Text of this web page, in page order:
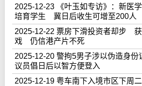
2025-12-23 《叶玉如专访》：新医
培育学生 冀日后收生可增至200人
2025-12-22 票房下滑投资者却步
戏 仍信港产片不死
2025-12-20 警拘5男子涉以伪造身
议员倡日后以智方便登入
2025-12-19 粤车南下入境市区下周